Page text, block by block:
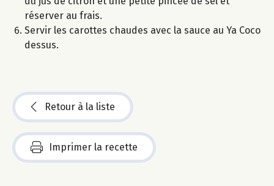
réserver au frais.
Servir les carottes chaudes avec la sauce au Ya Coco
dessus.
Retour à la liste
Imprimer la recette